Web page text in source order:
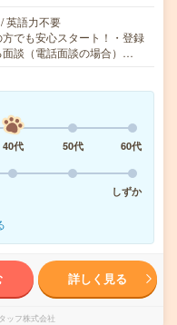
英語力不要
でも安心スタート！・登録
談（電話面談の場合）…
40代 50代
60代
しずか
詳しく見る
ッフ株式会社